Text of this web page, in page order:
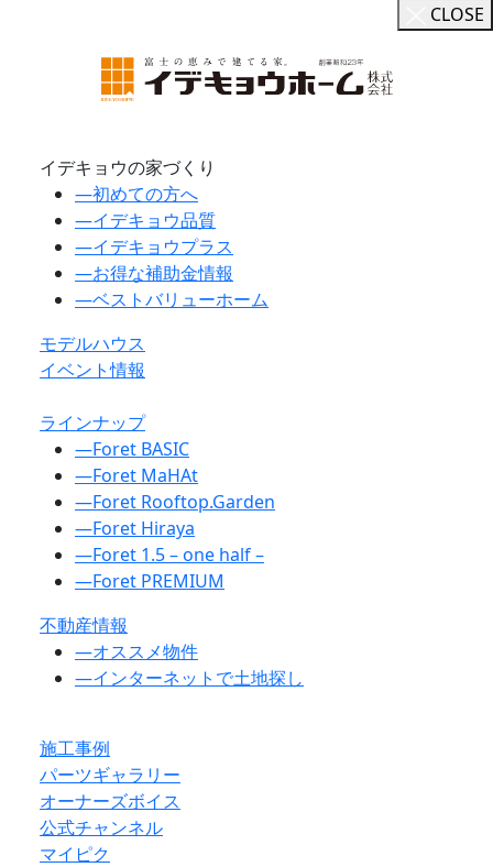
CLOSE
イデキョウの家づくり
―初めての方へ
―イデキョウ品質
―イデキョウプラス
―お得な補助金情報
―ベストバリューホーム
モデルハウス
イベント情報
ラインナップ
―Foret BASIC
―Foret MaHAt
―Foret Rooftop.Garden
―Foret Hiraya
―Foret 1.5 – one half –
―Foret PREMIUM
不動産情報
―オススメ物件
―インターネットで土地探し
施工事例
パーツギャラリー
オーナーズボイス
公式チャンネル
マイピク